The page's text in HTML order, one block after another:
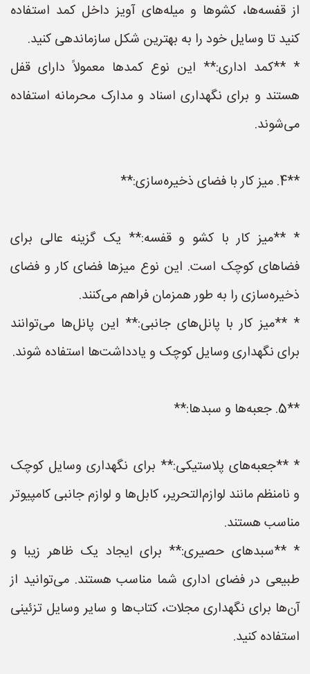
از قفسه‌ها، کشوها و میله‌های آویز داخل کمد استفاده
کنید تا وسایل خود را به بهترین شکل سازماندهی کنید.
* **کمد اداری:** این نوع کمدها معمولاً دارای قفل
هستند و برای نگهداری اسناد و مدارک محرمانه استفاده
می‌شوند.
**4. میز کار با فضای ذخیره‌سازی:**
* **میز کار با کشو و قفسه:** یک گزینه عالی برای
فضاهای کوچک است. این نوع میزها فضای کار و فضای
ذخیره‌سازی را به طور همزمان فراهم می‌کنند.
* **میز کار با پانل‌های جانبی:** این پانل‌ها می‌توانند
برای نگهداری وسایل کوچک و یادداشت‌ها استفاده شوند.
**5. جعبه‌ها و سبدها:**
* **جعبه‌های پلاستیکی:** برای نگهداری وسایل کوچک
و نامنظم مانند لوازم‌التحریر، کابل‌ها و لوازم جانبی کامپیوتر
مناسب هستند.
* **سبدهای حصیری:** برای ایجاد یک ظاهر زیبا و
طبیعی در فضای اداری شما مناسب هستند. می‌توانید از
آن‌ها برای نگهداری مجلات، کتاب‌ها و سایر وسایل تزئینی
استفاده کنید.